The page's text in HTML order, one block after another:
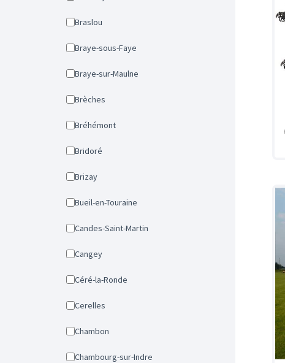
Braslou
Braye-sous-Faye
Braye-sur-Maulne
Brèches
Bréhémont
Bridoré
Brizay
Bueil-en-Touraine
Candes-Saint-Martin
Cangey
Céré-la-Ronde
Cerelles
Chambon
Chambourg-sur-Indre